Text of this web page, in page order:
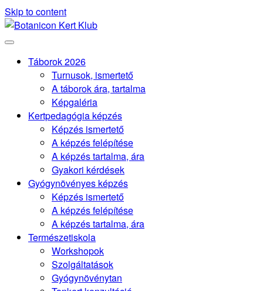
Skip to content
Botanicon
Kert
Táborok 2026
Turnusok, ismertető
A táborok ára, tartalma
Képgaléria
Kertpedagógia képzés
Képzés ismertető
A képzés felépítése
A képzés tartalma, ára
Gyakori kérdések
Gyógynövényes képzés
Képzés ismertető
A képzés felépítése
A képzés tartalma, ára
Természetiskola
Workshopok
Szolgáltatások
Gyógynövénytan